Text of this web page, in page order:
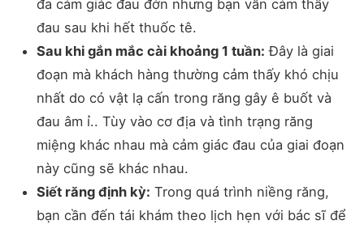
đa cảm giác đau đớn nhưng bạn vẫn cảm thấy
đau sau khi hết thuốc tê.
Sau khi gắn mắc cài khoảng 1 tuần: Đây là giai
đoạn mà khách hàng thường cảm thấy khó chịu
nhất do có vật lạ cấn trong răng gây ê buốt và
đau âm ỉ.. Tùy vào cơ địa và tình trạng răng
miệng khác nhau mà cảm giác đau của giai đoạn
này cũng sẽ khác nhau.
Siết răng định kỳ: Trong quá trình niềng răng,
bạn cần đến tái khám theo lịch hẹn với bác sĩ để